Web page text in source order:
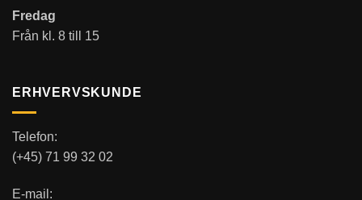
Fredag
Från kl. 8 till 15
ERHVERVSKUNDE
Telefon:
(+45) 71 99 32 02
E-mail: